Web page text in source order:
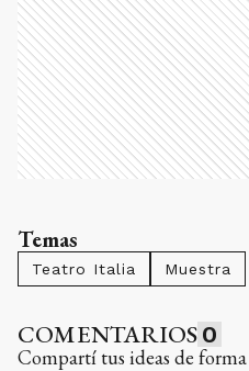
Temas
Teatro Italia Muestra
COMENTARIOS 0
Compartí tus ideas de forma